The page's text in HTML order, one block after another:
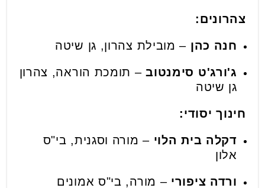
צהרונים:
חנה כהן – מובילת צהרון, גן שיטה
ג'ורג'ט סימנטוב– תומכת הוראה, צהרון
גן שיטה
חינוך יסודי:
דקלה בית הלוי – מורה וסגנית, בי"ס
אלון
ורדה ציפורי – מורה, בי"ס אמונים